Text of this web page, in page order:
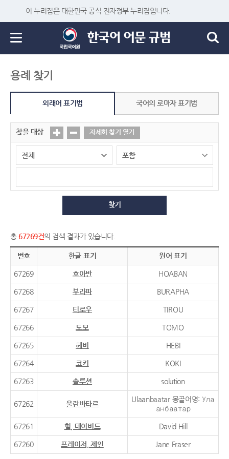
이 누리집은 대한민국 공식 전자정부 누리집입니다.
용례 찾기
외래어 표기법 국어의 로마자 표기법
찾을 대상 자세히 찾기 열기
찾기
총 67269건의 검색 결과가 있습니다.
번호 한글 표기 원어 표기
67269 호아반 HOABAN
67268 부라파 BURAPHA
67267 티로우 TIROU
67266 도모 TOMO
67265 헤비 HEBI
67264 코키 KOKI
67263 솔루션 solution
67262 울란바타르
Ulaanbaatar 몽골어명: Ула
анбаатар
67261 힐, 데이비드 David Hill
67260 프레이저, 제인 Jane Fraser